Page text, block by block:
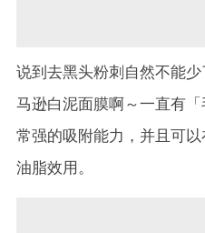
说到去黑头粉刺自然不能少
马逊白泥面膜啊～一直有
常强的吸附能力，并且可
油脂效用。